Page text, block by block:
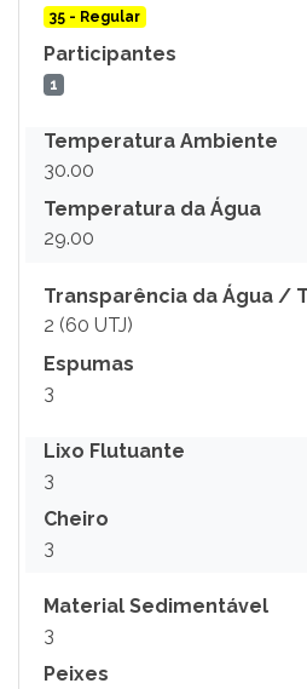
35 - Regular
Participantes
1
Temperatura Ambiente
30.00
Temperatura da Água
29.00
Transparência da Água /
2 (60 UTJ)
Espumas
3
Lixo Flutuante
3
Cheiro
3
Material Sedimentável
3
Peixes